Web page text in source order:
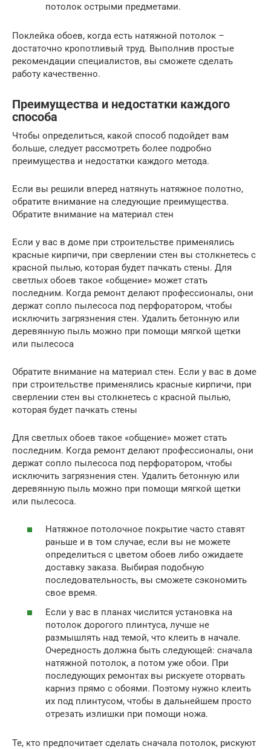
потолок острыми предметами.
Поклейка обоев, когда есть натяжной потолок –
достаточно кропотливый труд. Выполнив простые
рекомендации специалистов, вы сможете сделать
работу качественно.
Преимущества и недостатки каждого
способа
Чтобы определиться, какой способ подойдет вам
больше, следует рассмотреть более подробно
преимущества и недостатки каждого метода.
Если вы решили вперед натянуть натяжное полотно,
обратите внимание на следующие преимущества.
Обратите внимание на материал стен
Если у вас в доме при строительстве применялись
красные кирпичи, при сверлении стен вы столкнетесь с
красной пылью, которая будет пачкать стены. Для
светлых обоев такое «общение» может стать
последним. Когда ремонт делают профессионалы, они
держат сопло пылесоса под перфоратором, чтобы
исключить загрязнения стен. Удалить бетонную или
деревянную пыль можно при помощи мягкой щетки
или пылесоса
Обратите внимание на материал стен. Если у вас в доме
при строительстве применялись красные кирпичи, при
сверлении стен вы столкнетесь с красной пылью,
которая будет пачкать стены
Для светлых обоев такое «общение» может стать
последним. Когда ремонт делают профессионалы, они
держат сопло пылесоса под перфоратором, чтобы
исключить загрязнения стен. Удалить бетонную или
деревянную пыль можно при помощи мягкой щетки
или пылесоса.
Натяжное потолочное покрытие часто ставят
раньше и в том случае, если вы не можете
определиться с цветом обоев либо ожидаете
доставку заказа. Выбирая подобную
последовательность, вы сможете сэкономить
свое время.
Если у вас в планах числится установка на
потолок дорогого плинтуса, лучше не
размышлять над темой, что клеить в начале.
Очередность должна быть следующей: сначала
натяжной потолок, а потом уже обои. При
последующих ремонтах вы рискуете оторвать
карниз прямо с обоями. Поэтому нужно клеить
их под плинтусом, чтобы в дальнейшем просто
отрезать излишки при помощи ножа.
Те, кто предпочитает сделать сначала потолок, рискуют